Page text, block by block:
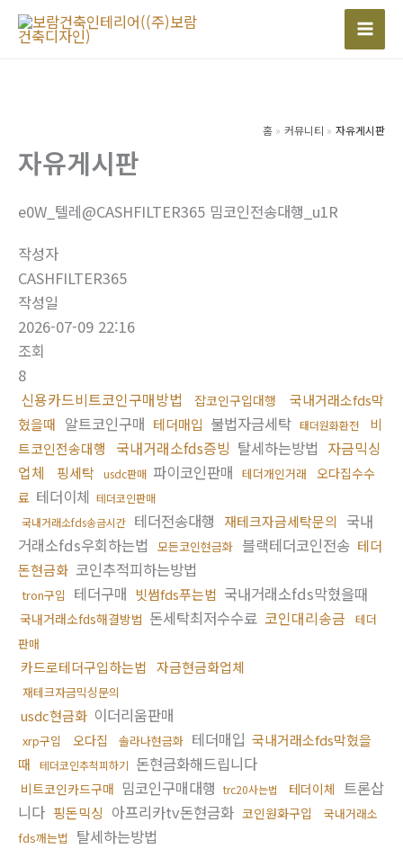
Main
홈 커뮤니티 자유게시판
자유게시판
e0W_텔레@CASHFILTER365 밈코인전송대행_u1R
작성자
CASHFILTER365
작성일
2026-07-09 22:16
조회
8
신용카드비트코인구매방법
잡코인구입대행
국내거래소fds막
혔을때 알트코인구매 테더매입 불법자금세탁 태더원화환전
비
트코인전송대행
국내거래소fds증빙 탈세하는방법 자금믹싱
업체
핑세탁 usdc판매 파이코인판매 테더개인거래
오다집수수
료 테더이체 테더코인판매
국내거래소fds송금시간 테더전송대행 재테크자금세탁문의
국내
거래소fds우회하는법
모든코인현금화 블랙테더코인전송 테더
돈현금화 코인추적피하는방법
tron구입 테더구매 빗썸fds푸는법 국내거래소fds막혔을때
국내거래소fds해결방법 돈세탁최저수수료 코인대리송금
테더
판매
카드로테더구입하는법 자금현금화업체
재테크자금믹싱문의
usdc현금화 이더리움판매
xrp구입 오다집 솔라나현금화 테더매입 국내거래소fds막혔을
때
테더코인추척피하기 돈현금화해드립니다
비트코인카드구매 밈코인구매대행 trc20사는법 테더이체 트론삽
니다 핑돈믹싱 아프리카tv돈현금화 코인원화구입
국내거래소
fds깨는법
탈세하는방법